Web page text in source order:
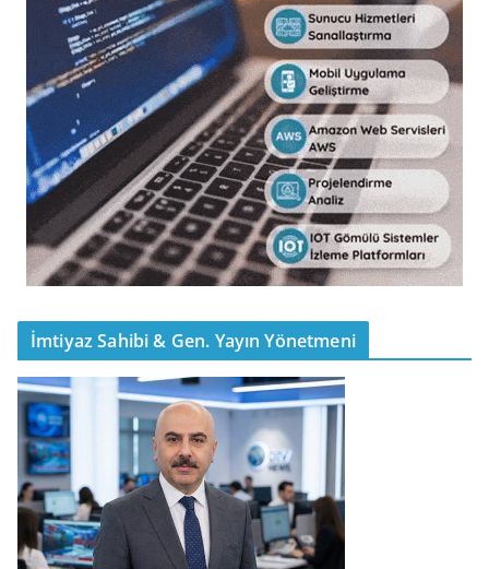
İmtiyaz Sahibi & Gen. Yayın Yönetmeni